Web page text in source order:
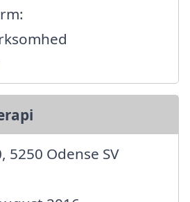
5250 Odense SV